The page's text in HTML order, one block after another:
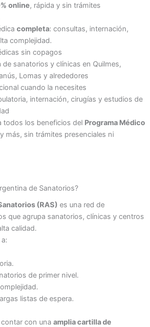
online, rápida y sin trámites
completa: consultas, internación,
complejidad.
sin copagos
de sanatorios y clínicas en Quilmes,
Lomas y alrededores
cuando la necesites
internación, cirugías y estudios de
todos los beneficios del Programa Médico
y más, sin trámites presenciales ni
de Sanatorios?
(RAS) es una red de
que agrupa sanatorios, clínicas y centros
calidad.
de primer nivel.
listas de espera.
contar con una amplia cartilla de